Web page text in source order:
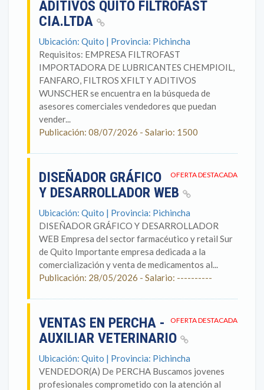
ADITIVOS QUITO FILTROFAST
CIA.LTDA
Ubicación: Quito | Provincia: Pichincha
Requisitos: EMPRESA FILTROFAST
IMPORTADORA DE LUBRICANTES CHEMPIOIL,
FANFARO, FILTROS XFILT Y ADITIVOS
WUNSCHER se encuentra en la búsqueda de
asesores comerciales vendedores que puedan
vender...
Publicación: 08/07/2026 - Salario: 1500
OFERTA DESTACADA
DISEÑADOR GRÁFICO
Y DESARROLLADOR WEB
Ubicación: Quito | Provincia: Pichincha
DISEÑADOR GRÁFICO Y DESARROLLADOR
WEB Empresa del sector farmacéutico y retail Sur
de Quito Importante empresa dedicada a la
comercialización y venta de medicamentos al...
Publicación: 28/05/2026 - Salario: ----------
OFERTA DESTACADA
VENTAS EN PERCHA -
AUXILIAR VETERINARIO
Ubicación: Quito | Provincia: Pichincha
VENDEDOR(A) De PERCHA Buscamos jovenes
profesionales comprometido con la atención al